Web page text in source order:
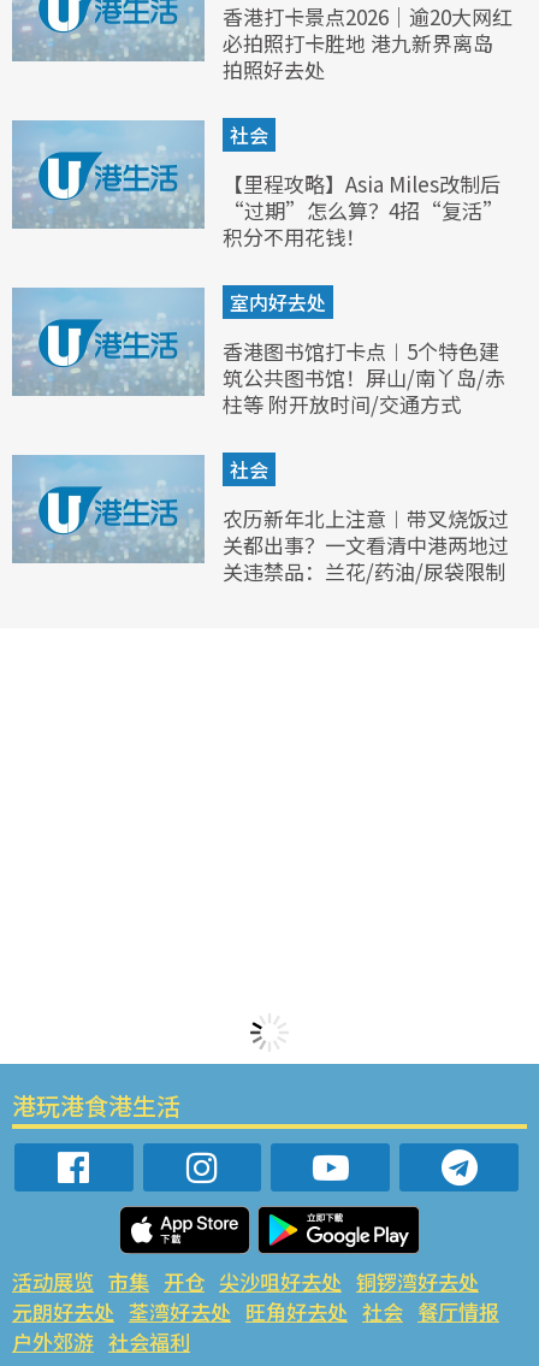
香港打卡景点2026｜逾20大网红
必拍照打卡胜地 港九新界离岛
拍照好去处
社会
【里程攻略】Asia Miles改制后
“过期”怎么算？4招“复活”
积分不用花钱！
室内好去处
香港图书馆打卡点︱5个特色建
筑公共图书馆！屏山/南丫岛/赤
柱等 附开放时间/交通方式
社会
农历新年北上注意︱带叉烧饭过
关都出事？一文看清中港两地过
关违禁品：兰花/药油/尿袋限制
港玩港食港生活
活动展览 市集 开仓 尖沙咀好去处 铜锣湾好去处
元朗好去处 荃湾好去处 旺角好去处 社会 餐厅情报
户外郊游 社会福利